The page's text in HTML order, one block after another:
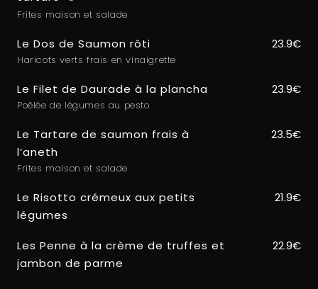
Frites maison et salade
Le Dos de Saumon rôti
Haricots verts frais en vinaigrette
23.9€
Le Filet de Daurade à la plancha
Poêlée de légumes au pesto
23.9€
Le Tartare de saumon frais à
l’aneth
Frites maison et salade
23.5€
Le Risotto crémeux aux petits
légumes
21.9€
Les Penne à la crème de truffes et
jambon de parme
22.9€